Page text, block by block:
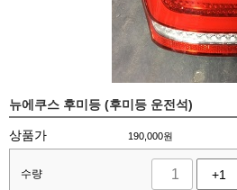
뉴에쿠스 후미등 (후미등 운전석)
상품가 190,000원
수량 +1